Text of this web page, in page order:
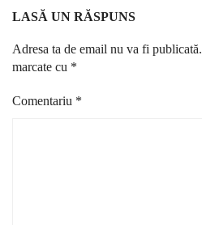
LASĂ UN RĂSPUNS
Adresa ta de email nu va fi publicată.
marcate cu *
Comentariu *